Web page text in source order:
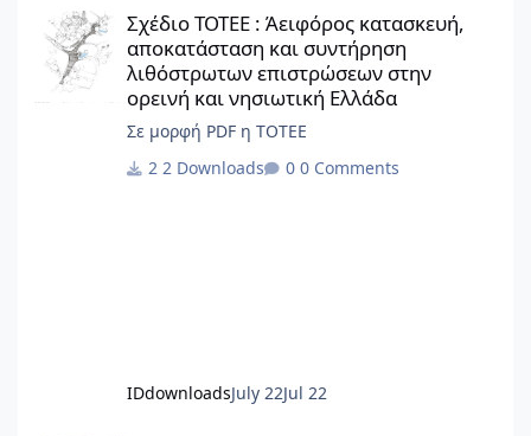
Σχέδιο ΤΟΤΕΕ : Άειφόρος κατασκευή,
αποκατάσταση και συντήρηση
λιθόστρωτων επιστρώσεων στην
ορεινή και νησιωτική Ελλάδα
Σε μορφή PDF η ΤΟΤΕΕ
2 Downloads
0 Comments
IDdownloadsJuly 22Jul 22